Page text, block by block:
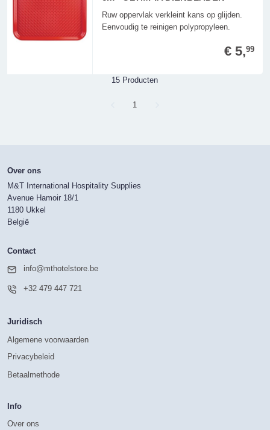
Ruw oppervlak verkleint kans op glijden.
Eenvoudig te reinigen polypropyleen.
€ 5,99
15 Producten
Page
1
Over ons
M&T International Hospitality Supplies
Avenue Hamoir 18/1
1180 Ukkel
België
Contact
info@mthotelstore.be
+32 479 447 721
Juridisch
Algemene voorwaarden
Privacybeleid
Betaalmethode
Info
Over ons